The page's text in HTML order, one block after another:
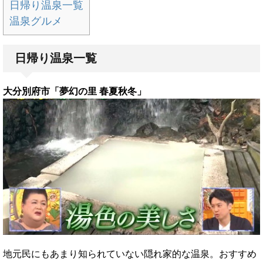
日帰り温泉一覧
温泉グルメ
日帰り温泉一覧
大分別府市「夢幻の里 春夏秋冬」
地元民にもあまり知られていない隠れ家的な温泉。おすすめ